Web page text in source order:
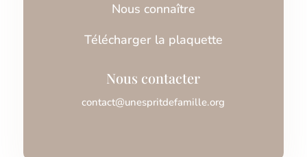
Nous connaître
Télécharger la plaquette
Nous contacter
contact@unespritdefamille.org